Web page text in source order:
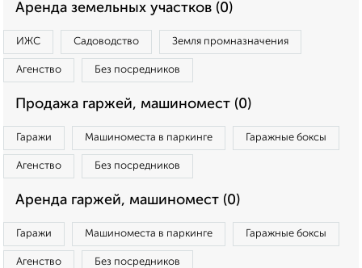
Аренда земельных участков (0)
ИЖС Садоводство Земля промназначения
Агенство Без посредников
Продажа гаржей, машиномест (0)
Гаражи Машиноместа в паркинге Гаражные боксы
Агенство Без посредников
Аренда гаржей, машиномест (0)
Гаражи Машиноместа в паркинге Гаражные боксы
Агенство Без посредников